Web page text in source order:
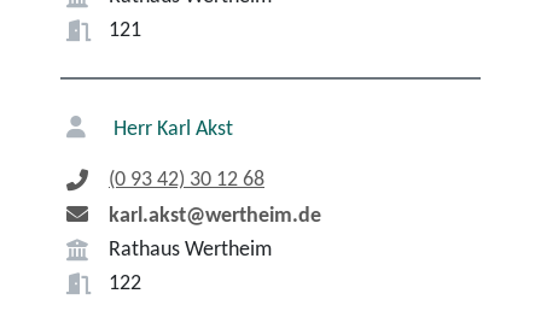
121
Herr Karl Akst
(0 93 42) 30 12 68
karl.akst@wertheim.de
Rathaus Wertheim
122